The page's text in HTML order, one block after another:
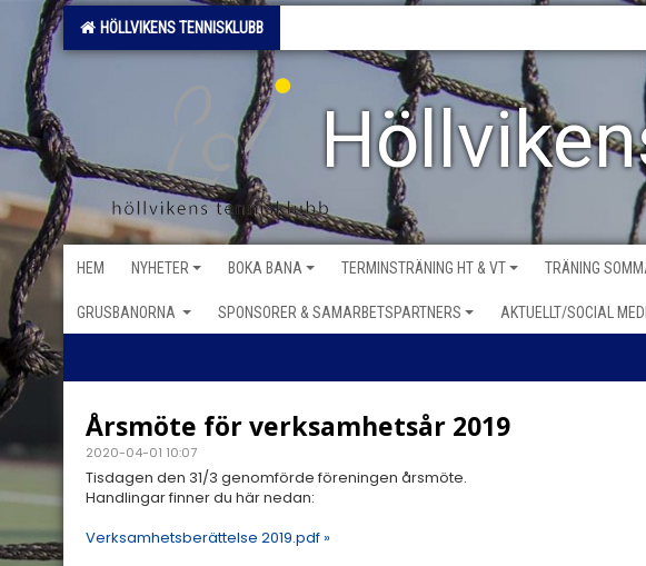
HÖLLVIKENS TENNISKLUBB
HEM NYHETER BOKA BANA TERMINSTRÄNING HT & VT TRÄNING
GRUSBANORNA SPONSORER & SAMARBETSPARTNERS AKTUELLT/SOCIAL
Årsmöte för verksamhetsår 2019
2020-04-01 10:07
Tisdagen den 31/3 genomförde föreningen årsmöte.
Handlingar finner du här nedan:
Verksamhetsberättelse 2019.pdf »